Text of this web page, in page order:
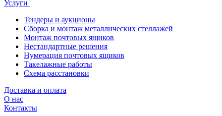
Услуги
Тендеры и аукционы
Сборка и монтаж металлических стеллажей
Монтаж почтовых ящиков
Нестандартные решения
Нумерация почтовых ящиков
Такелажные работы
Схема расстановки
Доставка и оплата
О нас
Контакты